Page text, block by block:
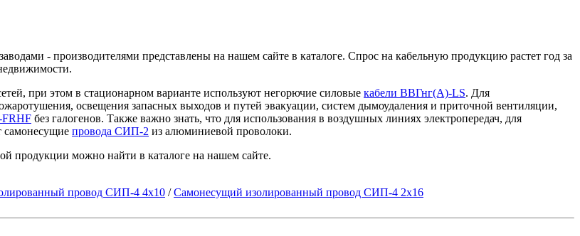
- производителями представлены на нашем сайте в каталоге. Спрос на кабельную продукцию растет год за
при этом в стационарном варианте используют негорючие силовые кабели ВВГнг(А)-LS. Для
освещения запасных выходов и путей эвакуации, систем дымоудаления и приточной вентиляции,
FRHF без галогенов. Также важно знать, что для использования в воздушных линиях электропередач, для
самонесущие провода СИП-2 из алюминиевой проволоки.
продукции можно найти в каталоге на нашем сайте.
провод СИП-4 4х10 /Самонесущий изолированный провод СИП-4 2х16